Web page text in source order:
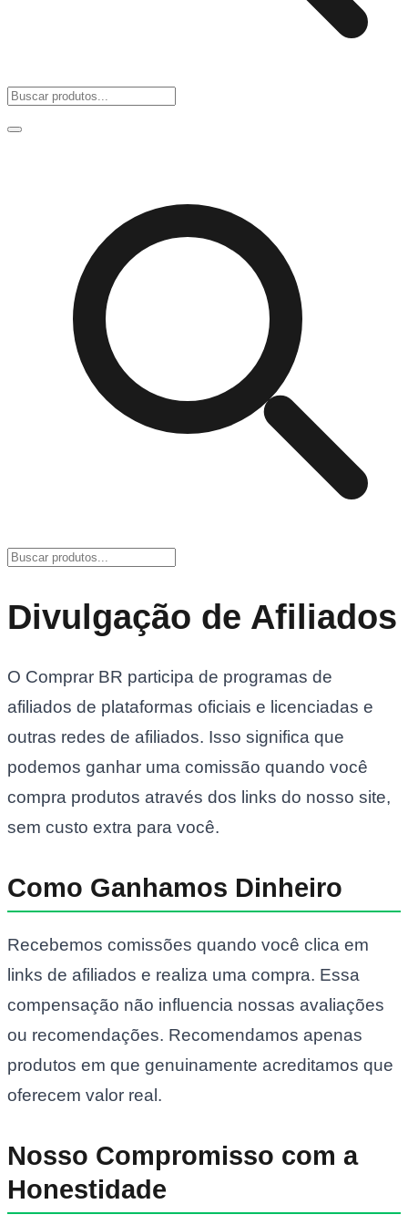
Divulgação de Afiliados
O Comprar BR participa de programas de
afiliados de plataformas oficiais e licenciadas e
outras redes de afiliados. Isso significa que
podemos ganhar uma comissão quando você
compra produtos através dos links do nosso site,
sem custo extra para você.
Como Ganhamos Dinheiro
Recebemos comissões quando você clica em
links de afiliados e realiza uma compra. Essa
compensação não influencia nossas avaliações
ou recomendações. Recomendamos apenas
produtos em que genuinamente acreditamos que
oferecem valor real.
Nosso Compromisso com a
Honestidade